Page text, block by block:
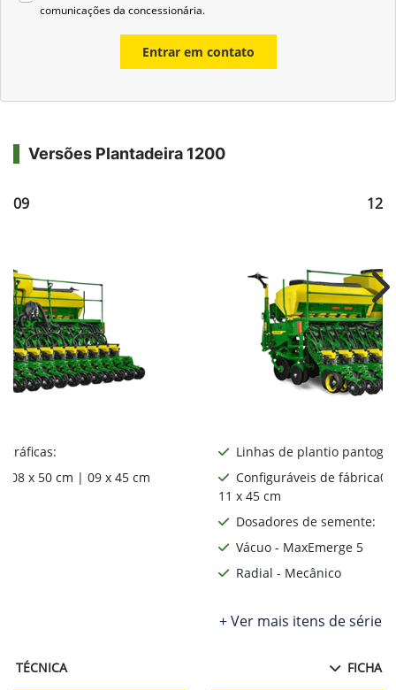
comunicações da concessionária.
Entrar em contato
Versões Plantadeira 1200
x 50 cm | 09 x 45 cm
TÉCNICA
Linhas de plantio
Configuráveis de
11 x 45 cm
Dosadores de semente:
Vácuo - MaxEmerge 5
Radial - Mecânico
+ Ver mais itens de série
FICHA